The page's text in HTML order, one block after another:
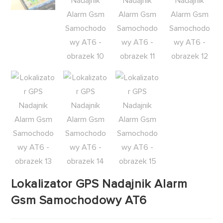
Lokalizator GPS Nadajnik Alarm
Gsm Samochodowy AT6